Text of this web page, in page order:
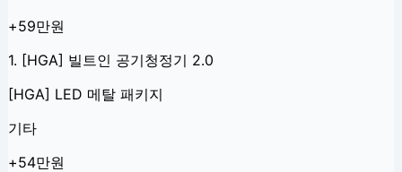
+59만원
1. [HGA] 빌트인 공기청정기 2.0
[HGA] LED 메탈 패키지
기타
+54만원